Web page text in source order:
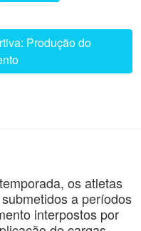
Produção do
os atletas
a períodos
interpostos por